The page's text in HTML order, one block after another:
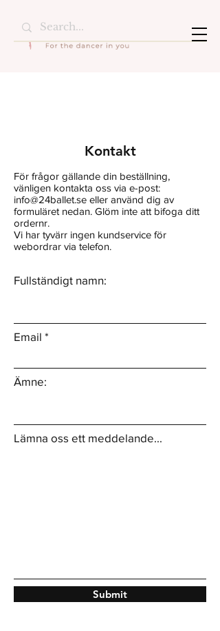
Kontakt
För frågor gällande din beställning,
vänligen kontakta oss via e-post:
info@24ballet.se eller använd dig av
formuläret nedan. Glöm inte att bifoga ditt
ordernr.
Vi har tyvärr ingen kundservice för
webordrar via telefon.
Fullständigt namn:
Email
Ämne:
Lämna oss ett meddelande...
Submit